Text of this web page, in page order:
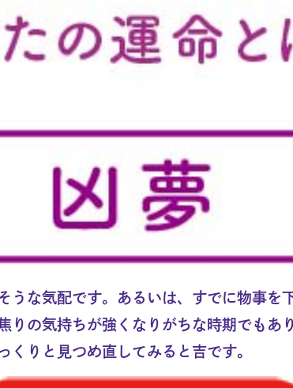
うな気配です。あるいは、すでに物事を
りの気持ちが強くなりがちな時期でもあ
りと見つめ直してみると吉です。